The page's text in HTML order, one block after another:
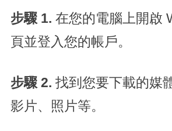
步驟 1. 在您的電腦上開啟
頁並登入您的帳戶。
步驟 2. 找到您要下載的媒
影片、照片等。